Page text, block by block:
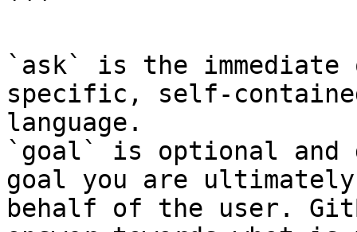
```
`ask` is the
specific, self-
language.
`goal` is optional and
goal you are
behalf of the user.